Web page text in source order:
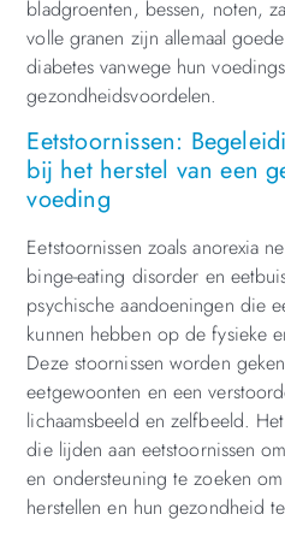
bladgroenten, bessen, noten,
volle granen zijn allemaal
diabetes vanwege hun
gezondheidsvoordelen.
Eetstoornissen:
bij het herstel van een
voeding
Eetstoornissen zoals anorexia
binge-eating disorder en
psychische aandoeningen die
kunnen hebben op de fysieke
Deze stoornissen worden
eetgewoonten en een
lichaamsbeeld en zelfbeeld.
die lijden aan eetstoornissen
en ondersteuning te zoeken
herstellen en hun gezondheid